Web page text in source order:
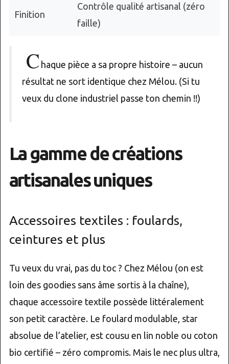
Finition
Contrôle qualité artisanal (zéro
faille)
C haque pièce a sa propre histoire – aucun
résultat ne sort identique chez Mélou. (Si tu
veux du clone industriel passe ton chemin !!)
La gamme de créations
artisanales uniques
Accessoires textiles : foulards,
ceintures et plus
Tu veux du vrai, pas du toc ? Chez Mélou (on est
loin des goodies sans âme sortis à la chaîne),
chaque accessoire textile possède littéralement
son petit caractère. Le foulard modulable, star
absolue de l’atelier, est cousu en lin noble ou coton
bio certifié – zéro compromis. Mais le nec plus ultra,